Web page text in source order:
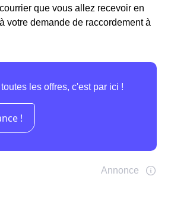
que vous allez recevoir en
votre demande de raccordement à